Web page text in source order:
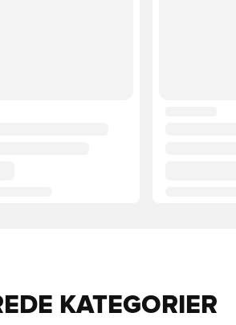
KATEGORIER